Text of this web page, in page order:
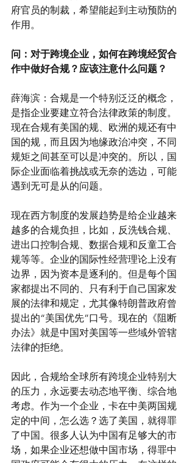
府官员的制裁，希望能起到主动预防的
作用。
问：对于跨境企业，如何在跨境经贸合
作中做好合规？应该注意什么问题？
薛海滨：合规是一个特别泛泛的概念，
是指企业要建立符合法律政策的制度。
现在合规有美国的规、欧洲的规还有中
国的规，而且因为地缘政治冲突，不同
规矩之间甚至可以是冲突的。所以，国
际企业面临着挑战或无奈的选边，可能
遇到无可是从的问题。
现在西方制度的发展趋势是给企业越来
越多的合规负担，比如，反洗钱合规、
进出口控制合规、数据合规和反童工合
规等等。企业的国际性经营理论上没有
边界，因为资本是逐利的。但是每个国
家都提出不同的、只有利于自己国家发
展的法律和规定，尤其像特朗普政府曾
提出的“美国优先”口号。现在的《阻断
办法》就是中国对美国等一些域外管辖
法律的拒绝。
因此，合规给全球所有跨境企业特别大
的压力，永远要去动态地平衡、综合地
考虑。作为一个企业，卡在中美两国规
定的中间，怎么选？选了美国，就得罪
了中国。很多人认为中国有足够大的市
场，如果企业还想做中国市场，得罪中